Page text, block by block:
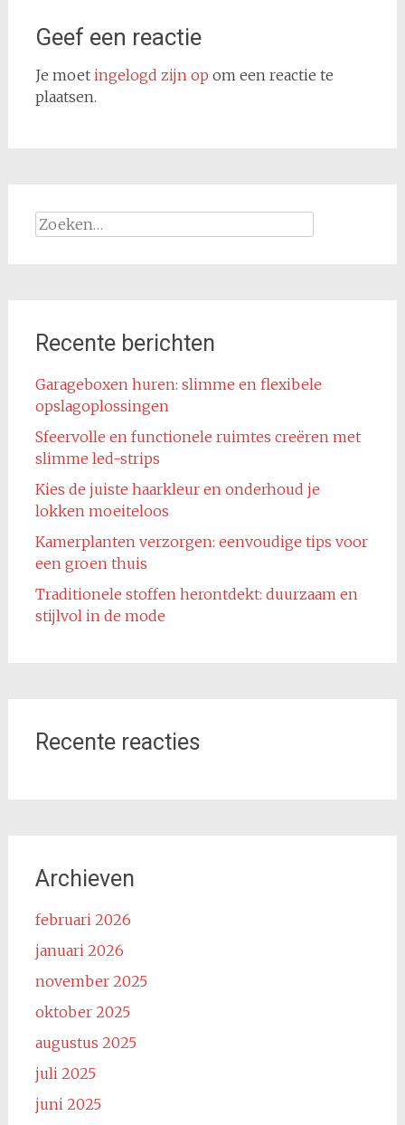
Geef een reactie
Je moet ingelogd zijn op om een reactie te
plaatsen.
Zoeken
Recente berichten
Garageboxen huren: slimme en flexibele
opslagoplossingen
Sfeervolle en functionele ruimtes creëren met
slimme led-strips
Kies de juiste haarkleur en onderhoud je
lokken moeiteloos
Kamerplanten verzorgen: eenvoudige tips voor
een groen thuis
Traditionele stoffen herontdekt: duurzaam en
stijlvol in de mode
Recente reacties
Archieven
februari 2026
januari 2026
november 2025
oktober 2025
augustus 2025
juli 2025
juni 2025